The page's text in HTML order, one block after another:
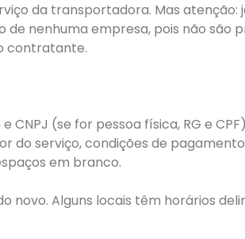
da transportadora. Mas atenção:
nenhuma empresa, pois não são
contratante.
(se for pessoa física, RG e
do serviço, condições de
em branco.
Alguns locais têm horários